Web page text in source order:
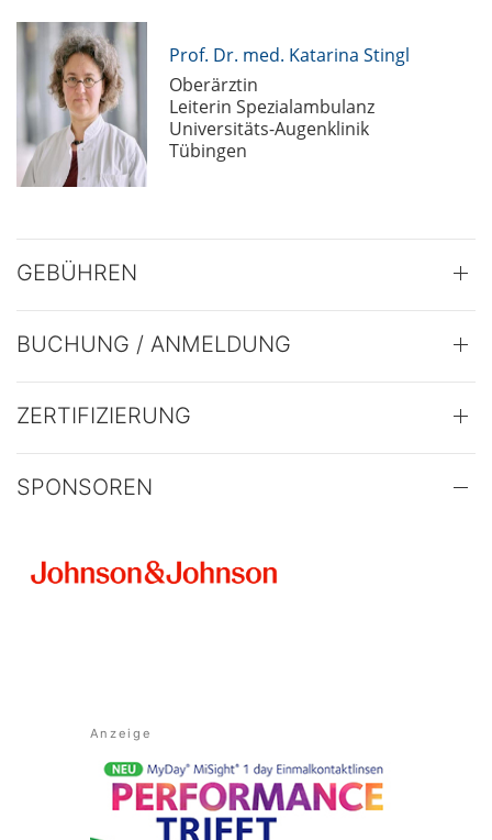
Prof. Dr. med. Katarina Stingl
Oberärztin
Leiterin Spezialambulanz
Universitäts-Augenklinik
Tübingen
GEBÜHREN
BUCHUNG / ANMELDUNG
ZERTIFIZIERUNG
SPONSOREN